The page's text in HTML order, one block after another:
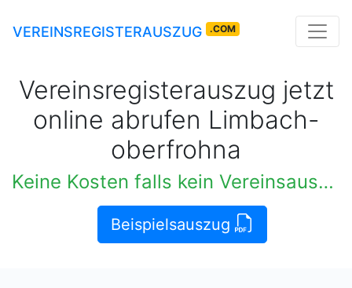
VEREINSREGISTERAUSZUG .COM
Vereinsregisterauszug jetzt
online abrufen Limbach-
oberfrohna
Keine Kosten falls kein Vereinsauszug verfügbar
Beispielsauszug